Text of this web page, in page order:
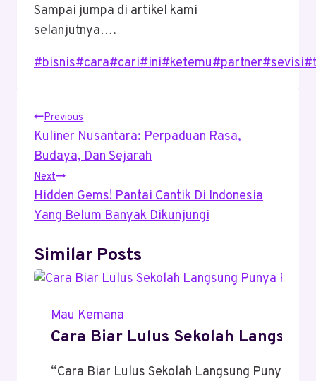
Sampai jumpa di artikel kami
selanjutnya….
Post
#bisnis#cara#cari#ini#ketemu#partner#sevisi#
Post
Navigation
Previous
Kuliner Nusantara: Perpaduan Rasa,
Budaya, Dan Sejarah
Next
Hidden Gems! Pantai Cantik Di Indonesia
Yang Belum Banyak Dikunjungi
Similar Posts
Mau Kemana
Cara Biar Lulus Sekolah
“Cara Biar Lulus Sekolah Langsung Punya